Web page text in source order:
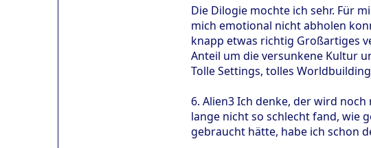
Die Dilogie mochte ich sehr. Für
mich emotional nicht abholen
knapp etwas richtig Großartiges
Anteil um die versunkene Kultur
Tolle Settings, tolles
6. Alien3 Ich denke, der wird
lange nicht so schlecht fand, wie
gebraucht hätte, habe ich schon